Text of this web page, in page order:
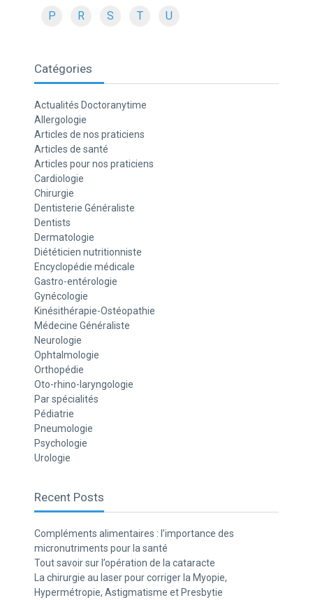
P R S T U
Catégories
Actualités Doctoranytime
Allergologie
Articles de nos praticiens
Articles de santé
Articles pour nos praticiens
Cardiologie
Chirurgie
Dentisterie Généraliste
Dentists
Dermatologie
Diététicien nutritionniste
Encyclopédie médicale
Gastro-entérologie
Gynécologie
Kinésithérapie-Ostéopathie
Médecine Généraliste
Neurologie
Ophtalmologie
Orthopédie
Oto-rhino-laryngologie
Par spécialités
Pédiatrie
Pneumologie
Psychologie
Urologie
Recent Posts
Compléments alimentaires : l’importance des
micronutriments pour la santé
Tout savoir sur l’opération de la cataracte
La chirurgie au laser pour corriger la Myopie,
Hypermétropie, Astigmatisme et Presbytie